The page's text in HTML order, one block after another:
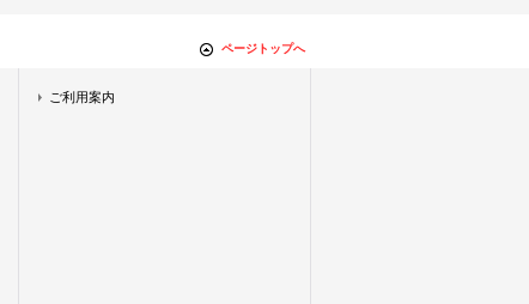
ページトップへ
ご利用案内